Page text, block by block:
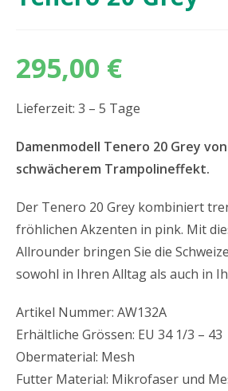
295,00 €
Lieferzeit: 3 – 5 Tage
Damenmodell Tenero 20 Grey
schwächerem Trampolineffekt.
Der Tenero 20 Grey kombiniert
fröhlichen Akzenten in pink. Mit
Allrounder bringen Sie die
sowohl in Ihren Alltag als auch in
Artikel Nummer: AW132A
Erhältliche Grössen: EU 34 1/3 – 43
Obermaterial: Mesh
Futter Material: Mikrofaser und